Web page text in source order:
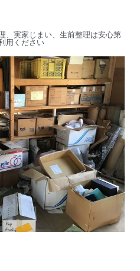
、実家じまい、生前整理は安心第
用ください